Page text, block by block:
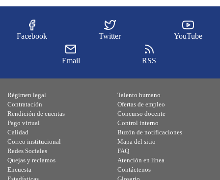
Facebook Twitter YouTube
Email RSS
Régimen legal
Contratación
Rendición de cuentas
Pago virtual
Calidad
Talento humano
Ofertas de empleo
Concurso docente
Control interno
Buzón de notificaciones
Correo institucional
Redes Sociales
Quejas y reclamos
Encuesta
Mapa del sitio
FAQ
Atención en línea
Contáctenos